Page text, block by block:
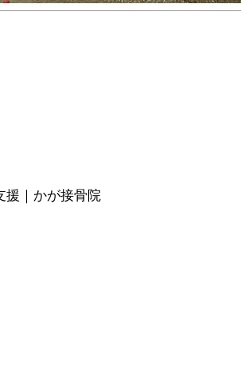
援｜かが接骨院